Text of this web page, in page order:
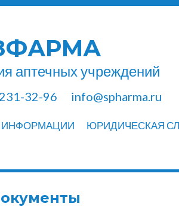
аптечных учреждений
32-96 info@spharma.ru
ИНФОРМАЦИИ ЮРИДИЧЕСКАЯ